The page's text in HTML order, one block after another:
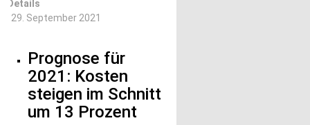
Details
29. September 2021
Prognose für
2021: Kosten
steigen im Schnitt
um 13 Prozent